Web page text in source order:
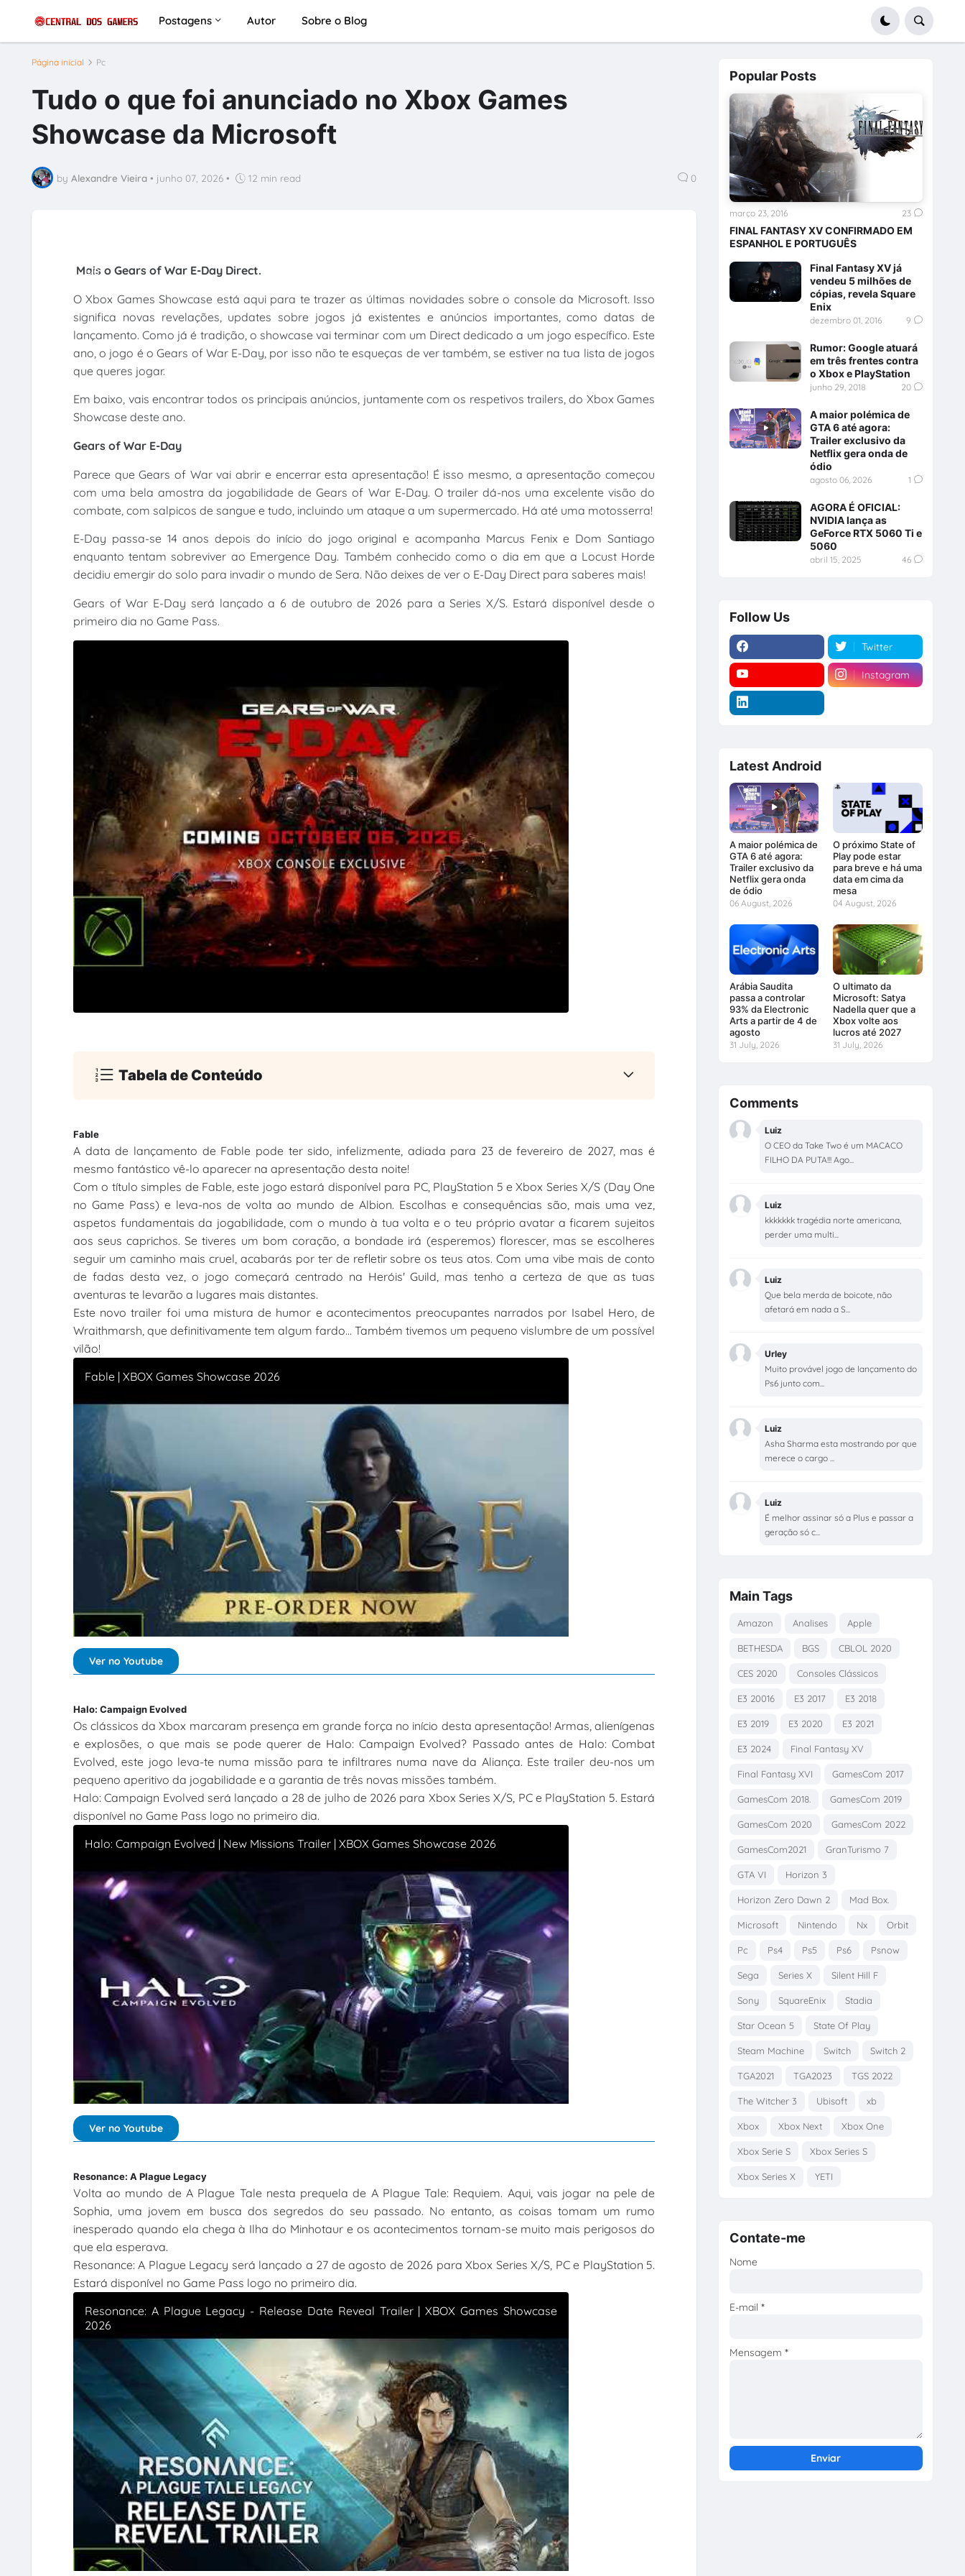
Postagens Autor Sobre o Blog
Página inicial Pc
Tudo o que foi anunciado no Xbox Games
Showcase da Microsoft
by Alexandre Vieira • junho 07, 2026 • 12 min read 0
Mais o Gears of War E-Day Direct.
O Xbox Games Showcase está aqui para te trazer as últimas novidades sobre o console da Microsoft. Isso
significa novas revelações, updates sobre jogos já existentes e anúncios importantes, como datas de
lançamento. Como já é tradição, o showcase vai terminar com um Direct dedicado a um jogo específico. Este
ano, o jogo é o Gears of War E-Day, por isso não te esqueças de ver também, se estiver na tua lista de jogos
que queres jogar.
Em baixo, vais encontrar todos os principais anúncios, juntamente com os respetivos trailers, do Xbox Games
Showcase deste ano.
Gears of War E-Day
Parece que Gears of War vai abrir e encerrar esta apresentação! É isso mesmo, a apresentação começou
com uma bela amostra da jogabilidade de Gears of War E-Day. O trailer dá-nos uma excelente visão do
combate, com salpicos de sangue e tudo, incluindo um ataque a um supermercado. Há até uma motosserra!
E-Day passa-se 14 anos depois do início do jogo original e acompanha Marcus Fenix e Dom Santiago
enquanto tentam sobreviver ao Emergence Day. Também conhecido como o dia em que a Locust Horde
decidiu emergir do solo para invadir o mundo de Sera. Não deixes de ver o E-Day Direct para saberes mais!
Gears of War E-Day será lançado a 6 de outubro de 2026 para a Series X/S. Estará disponível desde o
primeiro dia no Game Pass.
Tabela de Conteúdo
Fable
A data de lançamento de Fable pode ter sido, infelizmente, adiada para 23 de fevereiro de 2027, mas é
mesmo fantástico vê-lo aparecer na apresentação desta noite!
Com o título simples de Fable, este jogo estará disponível para PC, PlayStation 5 e Xbox Series X/S (Day One
no Game Pass) e leva-nos de volta ao mundo de Albion. Escolhas e consequências são, mais uma vez,
aspetos fundamentais da jogabilidade, com o mundo à tua volta e o teu próprio avatar a ficarem sujeitos
aos seus caprichos. Se tiveres um bom coração, a bondade irá (esperemos) florescer, mas se escolheres
seguir um caminho mais cruel, acabarás por ter de refletir sobre os teus atos. Com uma vibe mais de conto
de fadas desta vez, o jogo começará centrado na Heróis' Guild, mas tenho a certeza de que as tuas
aventuras te levarão a lugares mais distantes.
Este novo trailer foi uma mistura de humor e acontecimentos preocupantes narrados por Isabel Hero, de
Wraithmarsh, que definitivamente tem algum fardo... Também tivemos um pequeno vislumbre de um possível
vilão!
Fable | XBOX Games Showcase 2026
Ver no Youtube
Halo: Campaign Evolved
Os clássicos da Xbox marcaram presença em grande força no início desta apresentação! Armas, alienígenas
e explosões, o que mais se pode querer de Halo: Campaign Evolved? Passado antes de Halo: Combat
Evolved, este jogo leva-te numa missão para te infiltrares numa nave da Aliança. Este trailer deu-nos um
pequeno aperitivo da jogabilidade e a garantia de três novas missões também.
Halo: Campaign Evolved será lançado a 28 de julho de 2026 para Xbox Series X/S, PC e PlayStation 5. Estará
disponível no Game Pass logo no primeiro dia.
Halo: Campaign Evolved | New Missions Trailer | XBOX Games Showcase 2026
Ver no Youtube
Resonance: A Plague Legacy
Volta ao mundo de A Plague Tale nesta prequela de A Plague Tale: Requiem. Aqui, vais jogar na pele de
Sophia, uma jovem em busca dos segredos do seu passado. No entanto, as coisas tomam um rumo
inesperado quando ela chega à Ilha do Minhotaur e os acontecimentos tornam-se muito mais perigosos do
que ela esperava.
Resonance: A Plague Legacy será lançado a 27 de agosto de 2026 para Xbox Series X/S, PC e PlayStation 5.
Estará disponível no Game Pass logo no primeiro dia.
Resonance: A Plague Legacy - Release Date Reveal Trailer | XBOX Games Showcase
2026
De
Popular Posts
FINAL FANTASY XV CONFIRMADO EM
ESPANHOL E PORTUGUÊS
março 23, 2016 23
Final Fantasy XV já
vendeu 5 milhões de
cópias, revela Square
Enix
dezembro 01, 2016 9
Rumor: Google atuará
em três frentes contra
o Xbox e PlayStation
junho 29, 2018 20
A maior polémica de
GTA 6 até agora:
Trailer exclusivo da
Netflix gera onda de
ódio
agosto 06, 2026 1
AGORA É OFICIAL:
NVIDIA lança as
GeForce RTX 5060 Ti e
5060
abril 15, 2025 46
Follow Us
Twitter
Instagram
Latest Android
A maior polémica de
GTA 6 até agora:
Trailer exclusivo da
Netflix gera onda
de ódio
06 August, 2026
O próximo State of
Play pode estar
para breve e há uma
data em cima da
mesa
04 August, 2026
Arábia Saudita
passa a controlar
93% da Electronic
Arts a partir de 4 de
agosto
31 July, 2026
O ultimato da
Microsoft: Satya
Nadella quer que a
Xbox volte aos
lucros até 2027
31 July, 2026
Comments
Luiz
O CEO da Take Two é um MACACO
FILHO DA PUTA!!! Ago...
Luiz
kkkkkkk tragédia norte americana,
perder uma multi...
Luiz
Que bela merda de boicote, não
afetará em nada a S...
Urley
Muito provável jogo de lançamento do
Ps6 junto com...
Luiz
Asha Sharma esta mostrando por que
merece o cargo ...
Luiz
É melhor assinar só a Plus e passar a
geração só c...
Main Tags
Amazon Analises Apple
BETHESDA BGS CBLOL 2020
CES 2020 Consoles Clássicos
E3 20016 E3 2017 E3 2018
E3 2019 E3 2020 E3 2021
E3 2024 Final Fantasy XV
Final Fantasy XVI GamesCom 2017
GamesCom 2018. GamesCom 2019
GamesCom 2020 GamesCom 2022
GamesCom2021 GranTurismo 7
GTA VI Horizon 3
Horizon Zero Dawn 2 Mad Box.
Microsoft Nintendo Nx Orbit
Pc Ps4 Ps5 Ps6 Psnow
Sega Series X Silent Hill F
Sony SquareEnix Stadia
Star Ocean 5 State Of Play
Steam Machine Switch Switch 2
TGA2021 TGA2023 TGS 2022
The Witcher 3 Ubisoft xb
Xbox Xbox Next Xbox One
Xbox Serie S Xbox Series S
Xbox Series X YETI
Contate-me
Nome
E-mail *
Mensagem *